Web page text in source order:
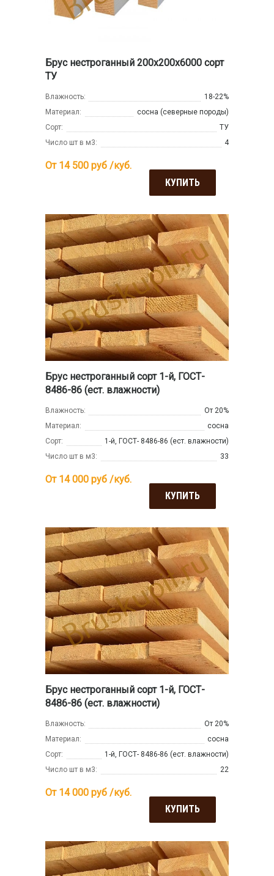
Брус нестроганный 200x200x6000 сорт
ТУ
Влажность:
18-22%
Материал:
сосна (северные породы)
Сорт:
ТУ
Число шт в м3:
4
От 14 500 руб /куб.
КУПИТЬ
Брус нестроганный сорт 1-й, ГОСТ-
8486-86 (ест. влажности)
Влажность:
От 20%
Материал:
сосна
Сорт:
1-й, ГОСТ- 8486-86 (ест. влажности)
Число шт в м3:
33
От 14 000 руб /куб.
КУПИТЬ
Брус нестроганный сорт 1-й, ГОСТ-
8486-86 (ест. влажности)
Влажность:
От 20%
Материал:
сосна
Сорт:
1-й, ГОСТ- 8486-86 (ест. влажности)
Число шт в м3:
22
От 14 000 руб /куб.
КУПИТЬ